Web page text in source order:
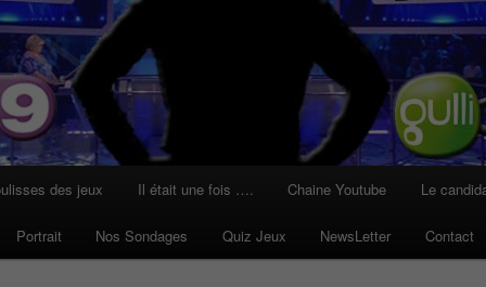
des jeux Il était une fois …. Chaine Youtube Le
Portrait Nos Sondages Quiz Jeux NewsLetter Contact